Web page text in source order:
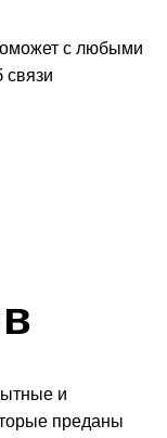
с любыми
связи
и
преданы